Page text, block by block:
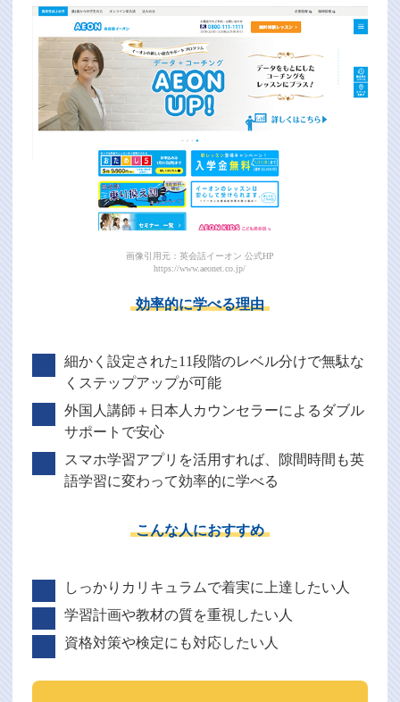
画像引用元：英会話イーオン 公式HP
https://www.aeonet.co.jp/
効率的に学べる理由
細かく設定された11段階のレベル分けで無駄な
くステップアップが可能
外国人講師＋日本人カウンセラーによるダブル
サポートで安心
スマホ学習アプリを活用すれば、隙間時間も英
語学習に変わって効率的に学べる
こんな人におすすめ
しっかりカリキュラムで着実に上達したい人
学習計画や教材の質を重視したい人
資格対策や検定にも対応したい人